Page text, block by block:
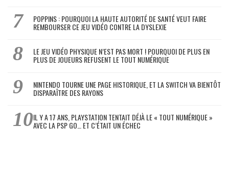
POPPINS : POURQUOI LA HAUTE AUTORITÉ DE SANTÉ VEUT FAIRE
REMBOURSER CE JEU VIDÉO CONTRE LA DYSLEXIE
LE JEU VIDÉO PHYSIQUE N’EST PAS MORT ! POURQUOI DE PLUS EN
PLUS DE JOUEURS REFUSENT LE TOUT NUMÉRIQUE
NINTENDO TOURNE UNE PAGE HISTORIQUE, ET LA SWITCH VA BIENTÔT
DISPARAÎTRE DES RAYONS
IL Y A 17 ANS, PLAYSTATION TENTAIT DÉJÀ LE « TOUT NUMÉRIQUE »
AVEC LA PSP GO… ET C’ÉTAIT UN ÉCHEC